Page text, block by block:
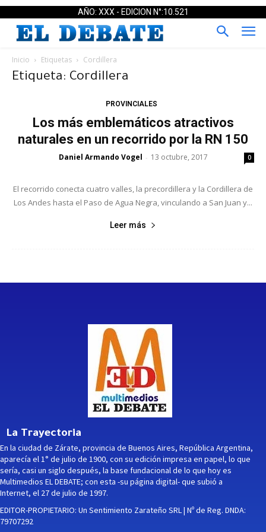
AÑO: XXX - EDICION N°:10.521
Inicio Etiquetas Cordillera
Etiqueta: Cordillera
PROVINCIALES
Los más emblemáticos atractivos
naturales en un recorrido por la RN 150
Daniel Armando Vogel - 13 octubre, 2017 0
El recorrido conecta cuatro valles, la precordillera y la Cordillera de
Los Andes hasta el Paso de Agua Negra, vinculando a San Juan y...
Leer más
La Trayectoria
En la ciudad de Zárate, provincia de Buenos Aires, República Argentina,
aparecía el 1° de julio de 1900, con su edición impresa en papel, lo que
sería, casi un siglo después, la base fundacional de lo que hoy es
Multimedios EL DEBATE; con esta -su página digital- que subió a
Internet, el 27 de julio de 1997.
EDITOR-PROPIETARIO: Un Sentimiento Zarateño SRL | Nº de Reg. DNDA:
79707292